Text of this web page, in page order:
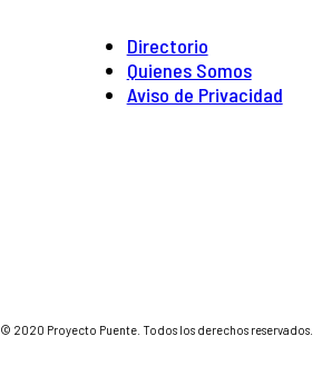
Directorio
Quienes Somos
Aviso de Privacidad
© 2020 Proyecto Puente. Todos los derechos reservados.